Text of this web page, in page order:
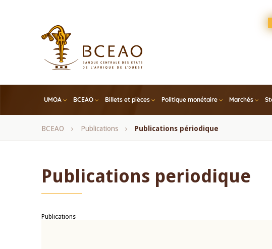
UMOA BCEAO Billets et pièces Politique monétaire Marchés
Fil
BCEAO Publications Publications périodique
Publications periodique
Publications